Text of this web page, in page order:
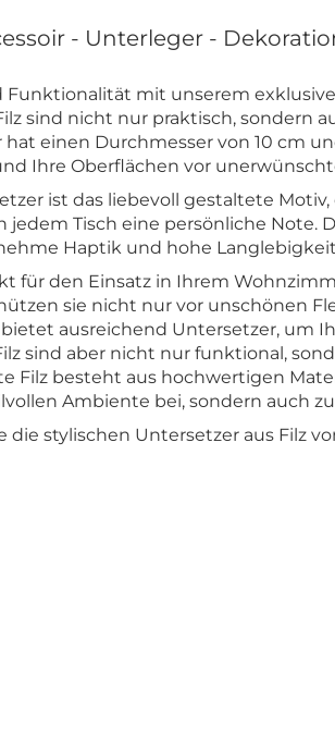
- Unterleger -
Funktionalität mit unserem
sind nicht nur praktisch, sondern
einen Durchmesser von 10 cm
Ihre Oberflächen vor
ist das liebevoll gestaltete Motiv,
jedem Tisch eine persönliche Note.
Haptik und hohe
für den Einsatz in Ihrem
sie nicht nur vor unschönen
ausreichend Untersetzer, um
sind aber nicht nur funktional,
Filz besteht aus hochwertigen
Ambiente bei, sondern auch
stylischen Untersetzer aus Filz